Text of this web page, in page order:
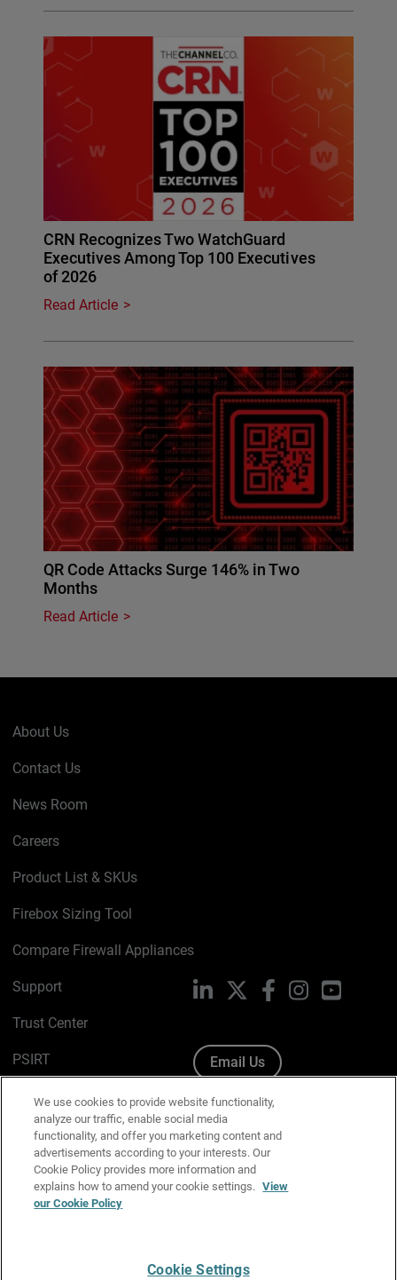
CRN Recognizes Two WatchGuard
Executives Among Top 100 Executives
of 2026
Read Article
QR Code Attacks Surge 146% in Two
Months
Read Article
About Us
Contact Us
News Room
Careers
Product List & SKUs
Firebox Sizing Tool
Compare Firewall Appliances
Support
Trust Center
PSIRT
Cookie Policy
Privacy Policy
Media & Brand Kit
Manage Email Preferences
LinkedIn FacebookInstagramYouTube
Email Us
We use cookies to provide website functionality,
analyze our traffic, enable social media
functionality, and offer you marketing content and
advertisements according to your interests. Our
Cookie Policy provides more information and
explains how to amend your cookie settings. View
our Cookie Policy
Cookie Settings